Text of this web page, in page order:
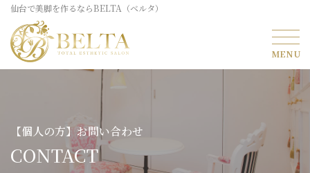
仙台で美脚を作るならBELTA（ベルタ）
【個人の方】お問い合わせ
CONTACT